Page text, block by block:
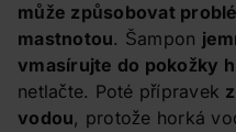
může způsobovat
mastnotou. Šampon
vmasírujte do pokožky
netlačte. Poté přípravek
vodou, protože horká